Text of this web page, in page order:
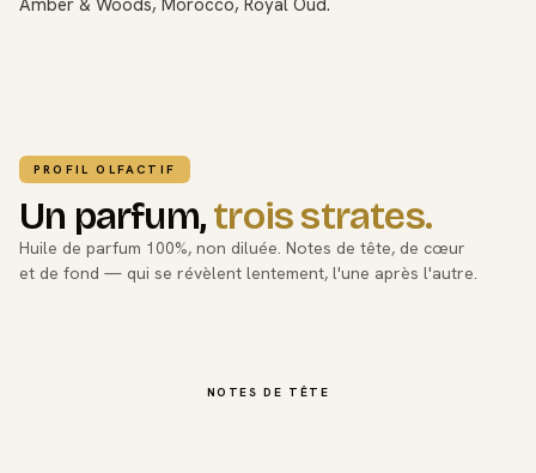
PROFIL OLFACTIF
Un parfum,trois strates.
Huile de parfum 100%, non diluée. Notes de tête, de cœur
et de fond — qui se révèlent lentement, l'une après l'autre.
NOTES DE TÊTE